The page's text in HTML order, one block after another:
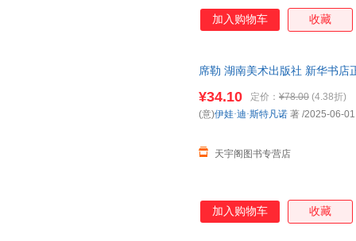
加入购物车 收藏
席勒 湖南美术出版社 新华书店
¥34.10 定价： ¥78.00 (4.38折)
天宇阁图书专营店
(意)伊娃·迪·斯特凡诺 著 /2025-06-01
加入购物车 收藏